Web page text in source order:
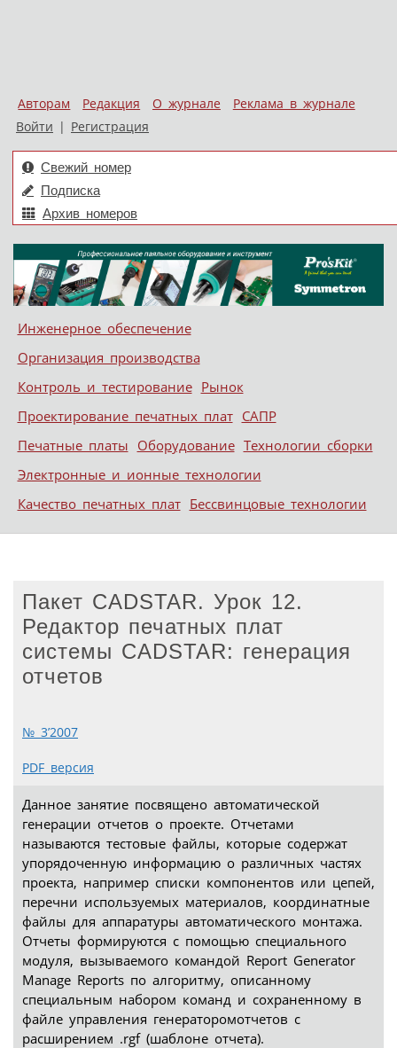
Авторам Редакция О журнале
Реклама в журнале
Войти | Регистрация
Свежий номер
Подписка
Архив номеров
Меню
Skip to content
Инженерное обеспечение
Организация производства
Контроль и тестирование Рынок
Проектирование печатных плат САПР
Печатные платы Оборудование Технологии сборки
Электронные и ионные технологии
Качество печатных плат Бессвинцовые технологии
Пакет CADSTAR. Урок 12.
Редактор печатных плат
системы CADSTAR: генерация
отчетов
№ 3’2007
PDF версия
Данное занятие посвящено автоматической
генерации отчетов о проекте. Отчетами
называются тестовые файлы, которые содержат
упорядоченную информацию о различных частях
проекта, например списки компонентов или цепей,
перечни используемых материалов, координатные
файлы для аппаратуры автоматического монтажа.
Отчеты формируются с помощью специального
модуля, вызываемого командой Report Generator
Manage Reports по алгоритму, описанному
специальным набором команд и сохраненному в
файле управления генераторомотчетов с
расширением .rgf (шаблоне отчета).